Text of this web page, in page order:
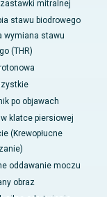
zastawki mitralnej
stawu biodrowego
wymiana stawu
(THR)
po objawach
klatce piersiowej
(Krewopłucne
oddawanie moczu
obraz